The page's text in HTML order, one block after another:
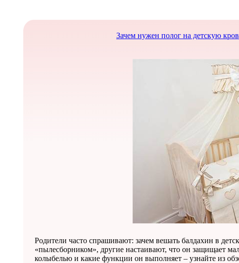
Зачем нужен полог на детскую
Родители часто спрашивают: зачем вешать балдахин в
«пылесборником», другие настаивают, что он защищает
колыбелью и какие функции он выполняет – узнайте из